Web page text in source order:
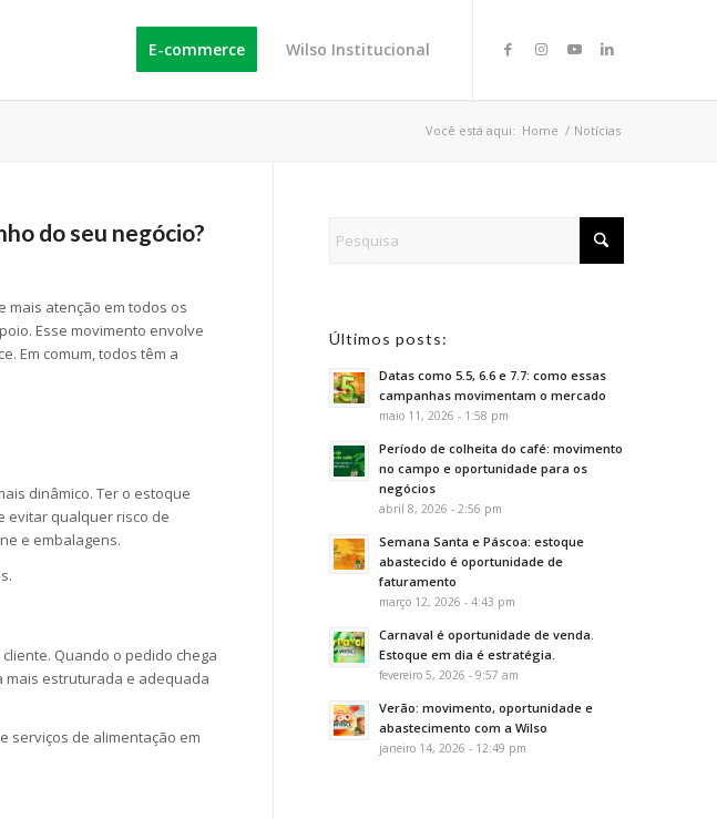
E-commerce Wilso Institucional
Você está aqui: Home / Notícias
do seu negócio?
mais atenção em todos os
Esse movimento envolve
Em comum, todos têm a
dinâmico. Ter o estoque
evitar qualquer risco de
e embalagens.
Quando o pedido chega
mais estruturada e adequada
serviços de alimentação em
Últimos posts:
Datas como 5.5, 6.6 e 7.7: como essas
campanhas movimentam o mercado
maio 11, 2026 - 1:58 pm
Período de colheita do café: movimento
no campo e oportunidade para os
negócios
abril 8, 2026 - 2:56 pm
Semana Santa e Páscoa: estoque
abastecido é oportunidade de
faturamento
março 12, 2026 - 4:43 pm
Carnaval é oportunidade de venda.
Estoque em dia é estratégia.
fevereiro 5, 2026 - 9:57 am
Verão: movimento, oportunidade e
abastecimento com a Wilso
janeiro 14, 2026 - 12:49 pm